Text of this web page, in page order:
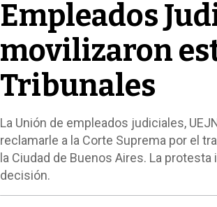
Empleados
movilizaron
Tribunales
La Unión de empleados judiciales,
reclamarle a la Corte Suprema por el
la Ciudad de Buenos Aires. La
decisión.